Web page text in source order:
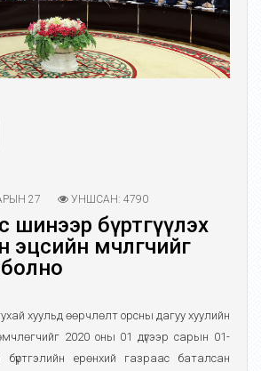
27 УНШСАН: 4790
шинээр бүртгүүлэх
өмчлөгчийг
хуульд өөрчлөлт орсны дагуу хуулийн
2020 оны 01 дүгээр сарын 01-
ерөнхий газраас баталсан